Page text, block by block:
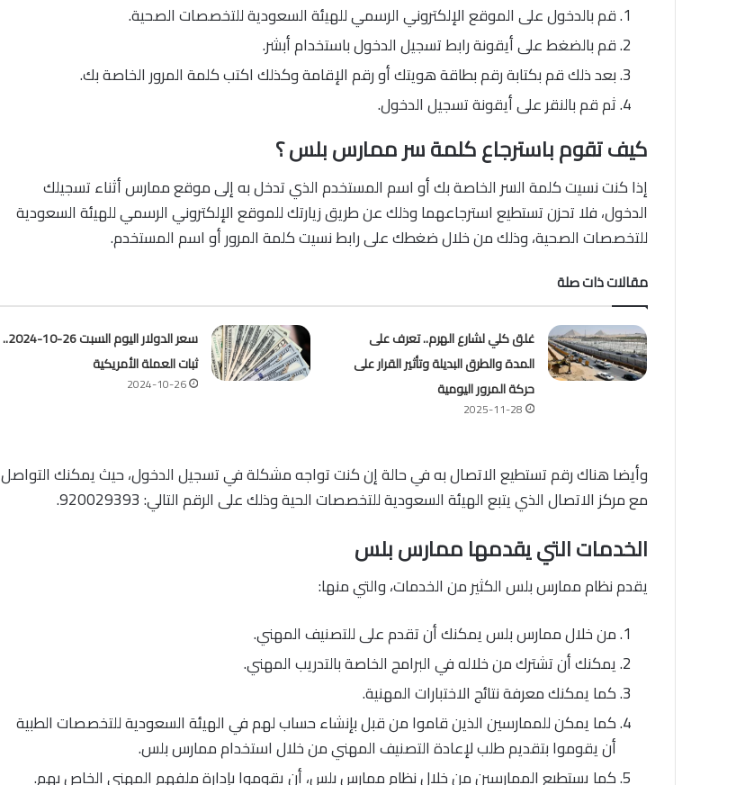
قم بالدخول على الموقع الإلكتروني الرسمي للهيئة السعودية للتخصصات الصحية.
قم بالضغط على أيقونة رابط تسجيل الدخول باستخدام أبشر.
بعد ذلك قم بكتابة رقم بطاقة هويتك أو رقم الإقامة وكذلك اكتب كلمة المرور الخاصة بك.
ثم قم بالنقر على أيقونة تسجيل الدخول.
كيف تقوم باسترجاع كلمة سر ممارس بلس ؟
إذا كنت نسيت كلمة السر الخاصة بك أو اسم المستخدم الذي تدخل به إلى موقع ممارس أثناء تسجيلك
الدخول، فلا تحزن تستطيع استرجاعهما وذلك عن طريق زيارتك للموقع الإلكتروني الرسمي للهيئة السعودية
للتخصصات الصحية، وذلك من خلال ضغطك على رابط نسيت كلمة المرور أو اسم المستخدم.
مقالات ذات صلة
غلق كلي لشارع الهرم.. تعرف على
المدة والطرق البديلة وتأثير القرار على
حركة المرور اليومية
2025-11-28
سعر الدولار اليوم السبت 26-10-2024..
ثبات العملة الأمريكية
2024-10-26
وأيضا هناك رقم تستطيع الاتصال به في حالة إن كنت تواجه مشكلة في تسجيل الدخول، حيث يمكنك التواصل
مع مركز الاتصال الذي يتبع الهيئة السعودية للتخصصات الحية وذلك على الرقم التالي: 920029393.
الخدمات التي يقدمها ممارس بلس
يقدم نظام ممارس بلس الكثير من الخدمات، والتي منها:
من خلال ممارس بلس يمكنك أن تقدم على للتصنيف المهني.
يمكنك أن تشترك من خلاله في البرامج الخاصة بالتدريب المهني.
كما يمكنك معرفة نتائج الاختبارات المهنية.
كما يمكن للممارسين الذين قاموا من قبل بإنشاء حساب لهم في الهيئة السعودية للتخصصات الطبية
أن يقوموا بتقديم طلب لإعادة التصنيف المهني من خلال استخدام ممارس بلس.
كما يستطيع الممارسين من خلال نظام ممارس بلس، أن يقوموا بإدارة ملفهم المهني الخاص بهم.